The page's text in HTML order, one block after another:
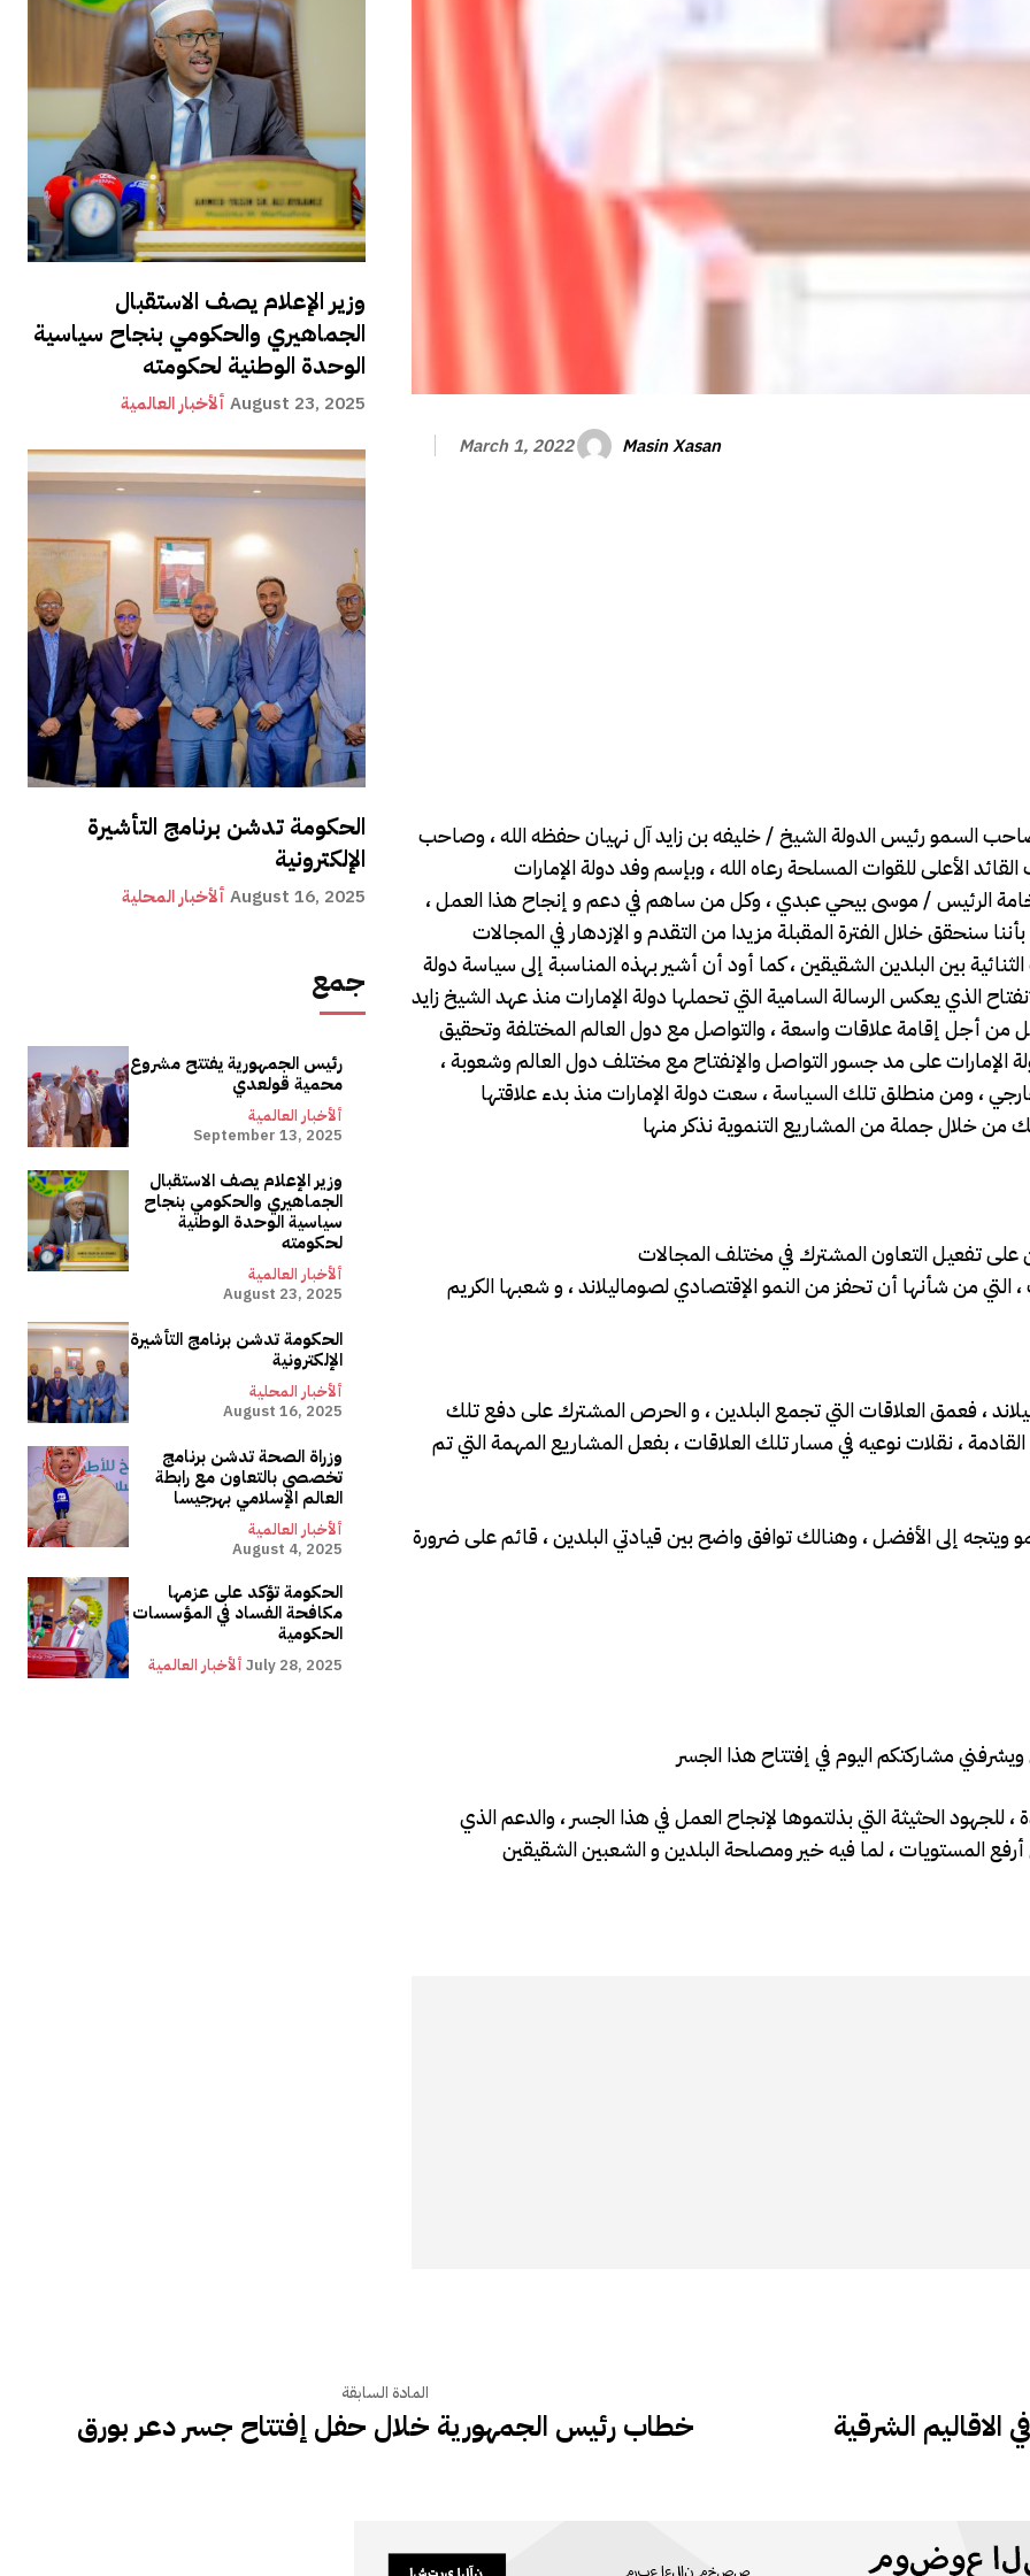
وزير الإعلام يصف الاستقبال
الجماهيري والحكومي بنجاح سياسية
الوحدة الوطنية لحكومته
ألأخبار العالمية August 23, 2025
الحكومة تدشن برنامج التأشيرة
الإلكترونية
ألأخبار المحلية August 16, 2025
جمع
رئيس الجمهورية يفتتح مشروع
محمية قولعدي
ألأخبار العالمية
September 13, 2025
وزير الإعلام يصف الاستقبال
الجماهيري والحكومي بنجاح
سياسية الوحدة الوطنية
لحكومته
ألأخبار العالمية
August 23, 2025
الحكومة تدشن برنامج التأشيرة
الإلكترونية
ألأخبار المحلية
August 16, 2025
وزراة الصحة تدشن برنامج
تخصصي بالتعاون مع رابطة
العالم الإسلامي بهرجيسا
ألأخبار العالمية
August 4, 2025
الحكومة تؤكد على عزمها
مكافحة الفساد في المؤسسات
الحكومية
ألأخبار العالمية July 28, 2025
March 1, 2022 Masin Xasan
السمو رئيس الدولة الشيخ / خليفه بن زايد آل نهيان حفظه الله ، وصاحب
الرئيس / موسى بيحي عبدي ، وكل من ساهم في دعم و إنجاح هذا العمل ،
سنحقق خلال الفترة المقبلة مزيدا من التقدم و الإزدهار في المجالات
بين البلدين الشقيقين ، كما أود أن أشير بهذه المناسبة إلى سياسة دولة
الذي يعكس الرسالة السامية التي تحملها دولة الإمارات منذ عهد الشيخ زايد
من أجل إقامة علاقات واسعة ، والتواصل مع دول العالم المختلفة وتحقيق
الإمارات على مد جسور التواصل والإنفتاح مع مختلف دول العالم وشعوبة ،
، ومن منطلق تلك السياسة ، سعت دولة الإمارات منذ بدء علاقتها
، فعمق العلاقات التي تجمع البلدين ، و الحرص المشترك على دفع تلك
، نقلات نوعيه في مسار تلك العلاقات ، بفعل المشاريع المهمة التي تم
ويتجه إلى الأفضل ، وهنالك توافق واضح بين قيادتي البلدين ، قائم على ضرورة
، للجهود الحثيثة التي بذلتموها لإنجاح العمل في هذا الجسر ، والدعم الذي
المستويات ، لما فيه خير ومصلحة البلدين و الشعبين الشقيقين
المادة السابقة
خطاب رئيس الجمهورية خلال حفل إفتتاح جسر دعر بورق الشرقية